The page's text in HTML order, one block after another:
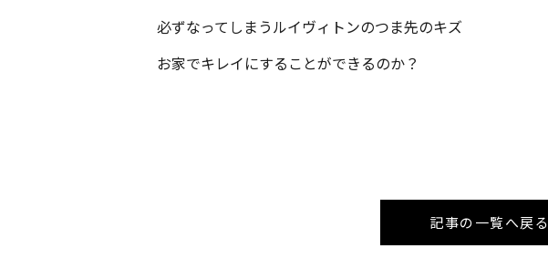
必ずなってしまうルイヴィトンのつま先のキズ
お家でキレイにすることができるのか？
記事の一覧へ戻る